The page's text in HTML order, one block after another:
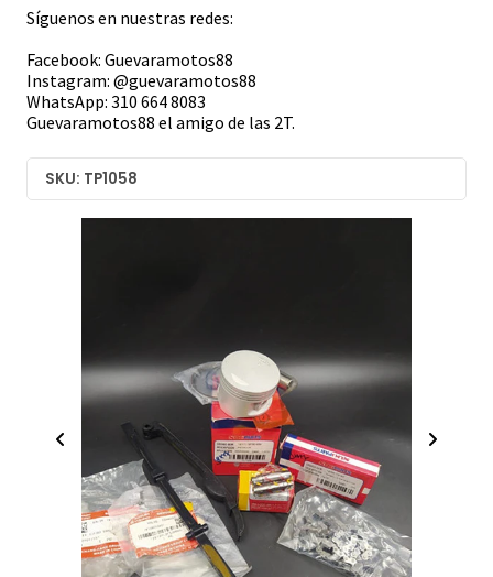
Síguenos en nuestras redes:
Facebook: Guevaramotos88
Instagram: @guevaramotos88
WhatsApp: 310 664 8083
Guevaramotos88 el amigo de las 2T.
SKU: TP1058